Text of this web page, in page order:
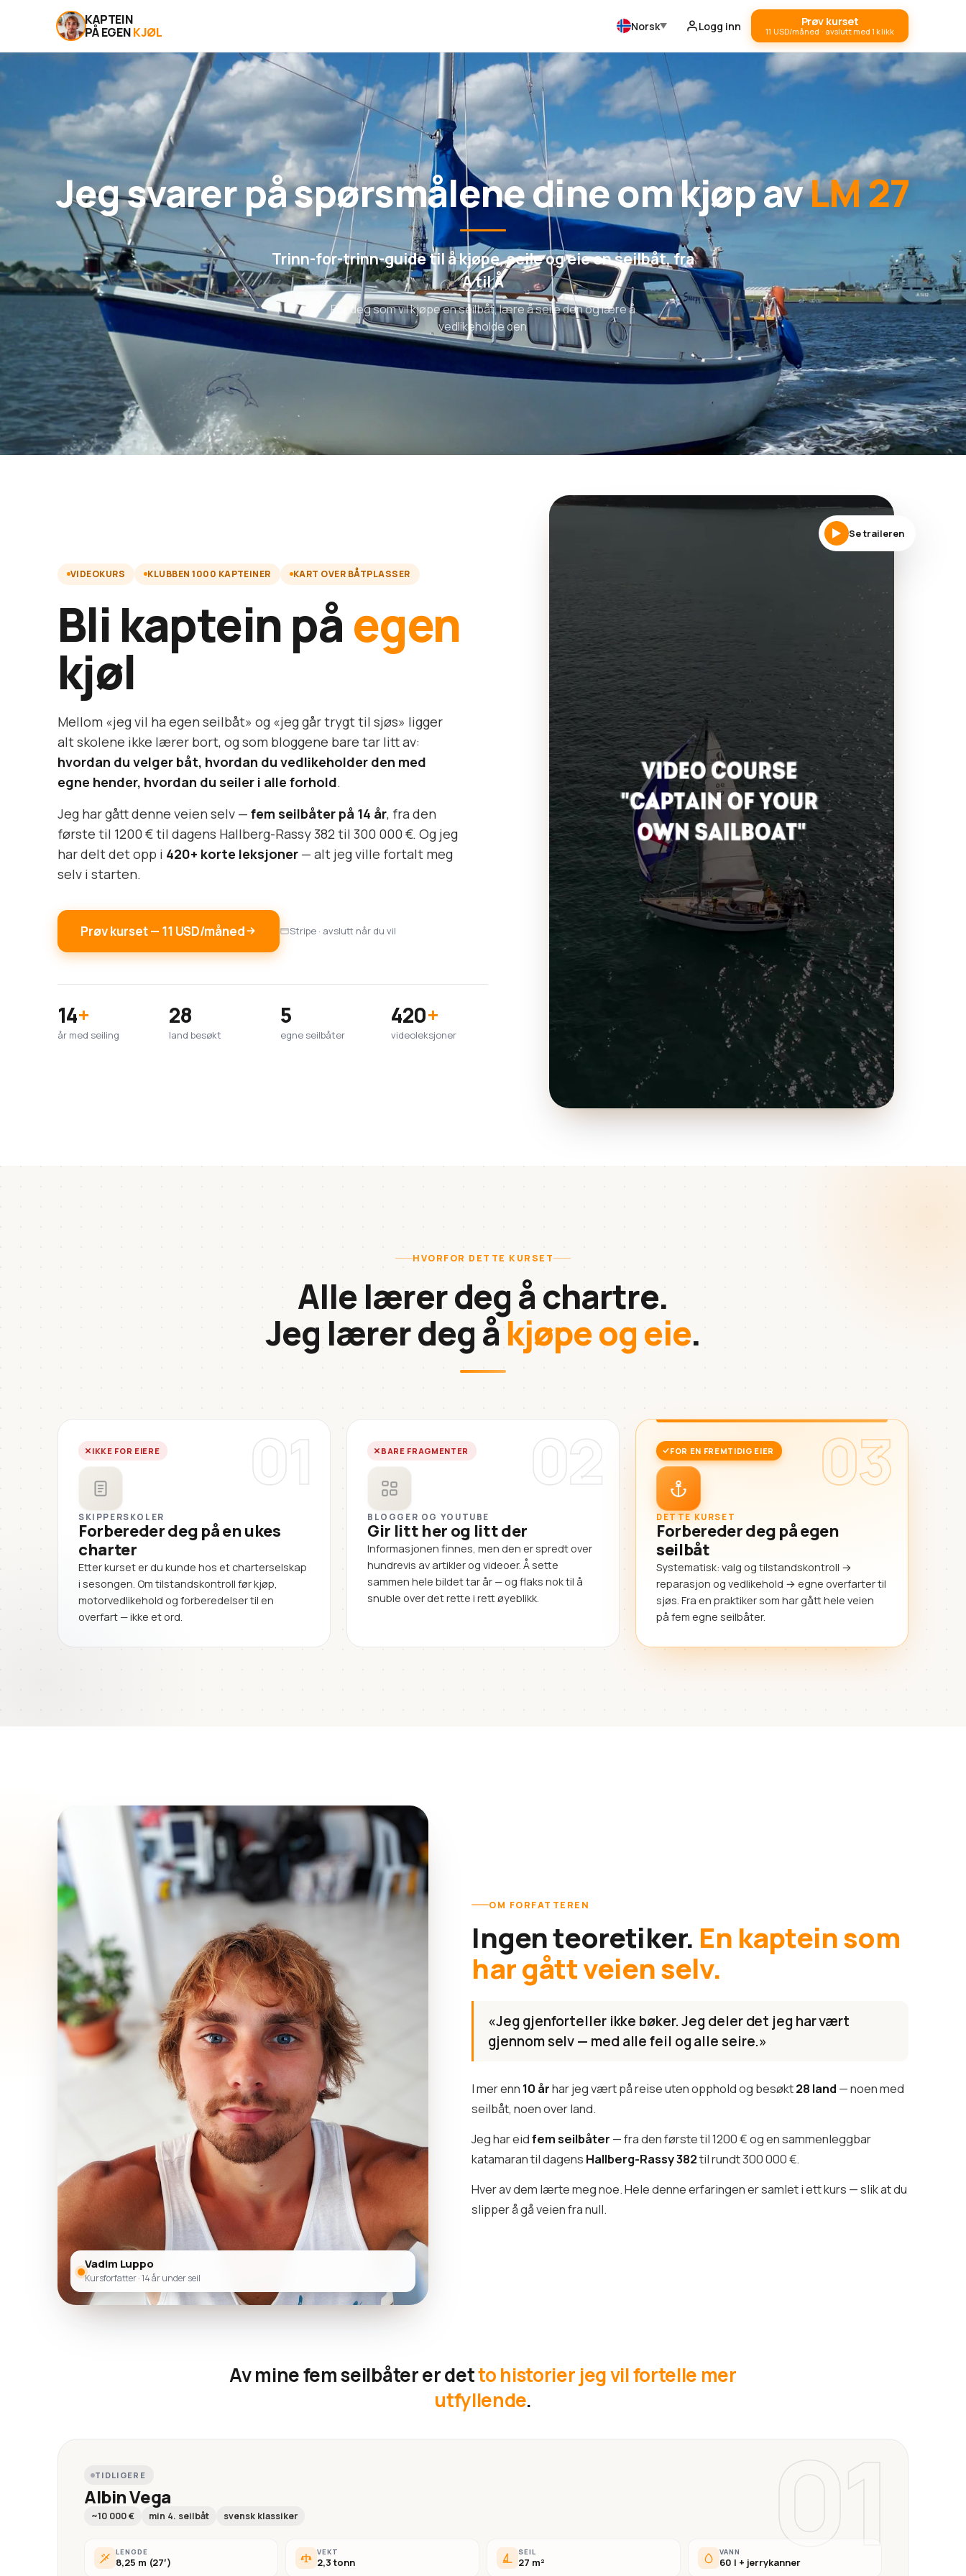
KAPTEIN
PÅ EGENKJØL Norsk Logg inn Prøv kurset
11 USD/måned · avslutt med 1 klikk
Jeg svarer på spørsmålene dine om kjøp avLM 27
Trinn-for-trinn-guide til å kjøpe, seile og eie en seilbåt, fra
A til Å
For deg som vil kjøpe en seilbåt, lære å seile den og lære å
vedlikeholde den
VIDEOKURS KLUBBEN 1000 KAPTEINER KART OVER BÅTPLASSER
Bli kaptein påegen
kjøl
Mellom «jeg vil ha egen seilbåt» og «jeg går trygt til sjøs» ligger
alt skolene ikke lærer bort, og som bloggene bare tar litt av:
hvordan du velger båt, hvordan du vedlikeholder den med
egne hender, hvordan du seiler i alle forhold.
Jeg har gått denne veien selv — fem seilbåter på 14 år, fra den
første til 1200 € til dagens Hallberg-Rassy 382 til 300 000 €. Og jeg
har delt det opp i 420+ korte leksjoner — alt jeg ville fortalt meg
selv i starten.
Prøv kurset — 11 USD/måned Stripe · avslutt når du vil
14+
år med seiling
28
land besøkt
5
egne seilbåter
420+
videoleksjoner
Se traileren
HVORFOR DETTE KURSET
Alle lærer deg å chartre.
Jeg lærer deg åkjøpe og eie.
01
IKKE FOR EIERE
SKIPPERSKOLER
Forbereder deg på en ukes
charter
Etter kurset er du kunde hos et charterselskap
i sesongen. Om tilstandskontroll før kjøp,
motorvedlikehold og forberedelser til en
overfart — ikke et ord.
02
BARE FRAGMENTER
BLOGGER OG YOUTUBE
Gir litt her og litt der
Informasjonen finnes, men den er spredt over
hundrevis av artikler og videoer. Å sette
sammen hele bildet tar år — og flaks nok til å
snuble over det rette i rett øyeblikk.
03
FOR EN FREMTIDIG EIER
DETTE KURSET
Forbereder deg på egen
seilbåt
Systematisk: valg og tilstandskontroll →
reparasjon og vedlikehold → egne overfarter til
sjøs. Fra en praktiker som har gått hele veien
på fem egne seilbåter.
Vadim Luppo
Kursforfatter · 14 år under seil
OM FORFATTEREN
Ingen teoretiker. En kaptein som
har gått veien selv.
«Jeg gjenforteller ikke bøker. Jeg deler det jeg har vært
gjennom selv — med alle feil og alle seire.»
I mer enn 10 århar jeg vært på reise uten opphold og besøkt28 land — noen med
seilbåt, noen over land.
Jeg har eidfem seilbåter — fra den første til 1200 € og en sammenleggbar
katamaran til dagens Hallberg-Rassy 382til rundt 300 000 €.
Hver av dem lærte meg noe. Hele denne erfaringen er samlet i ett kurs — slik at du
slipper å gå veien fra null.
Av mine fem seilbåter er detto historier jeg vil fortelle mer
utfyllende.
01
TIDLIGERE
Albin Vega
~10 000 € min 4. seilbåt svensk klassiker
LENGDE
8,25 m (27′)
VEKT
2,3 tonn
SEIL
27 m²
VANN
60 l + jerrykanner